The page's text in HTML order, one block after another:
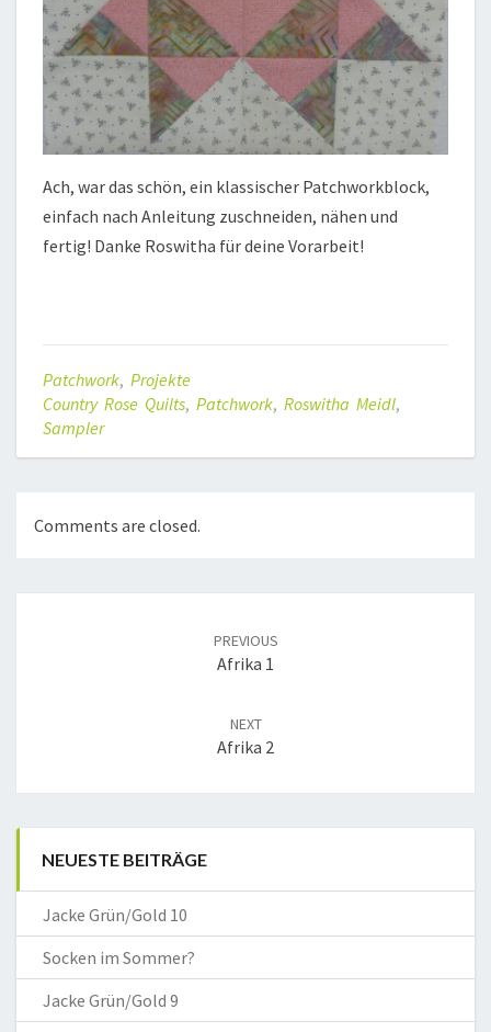
Ach, war das schön, ein klassischer Patchworkblock,
einfach nach Anleitung zuschneiden, nähen und
fertig! Danke Roswitha für deine Vorarbeit!
Patchwork, Projekte
Country Rose Quilts, Patchwork, Roswitha Meidl,
Sampler
Comments are closed.
PREVIOUS
Afrika 1
NEXT
Afrika 2
NEUESTE BEITRÄGE
Jacke Grün/Gold 10
Socken im Sommer?
Jacke Grün/Gold 9